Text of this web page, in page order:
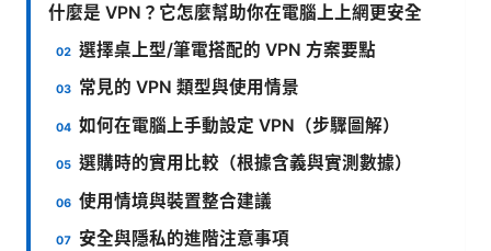
什麼是 VPN？它怎麼幫助你在電腦上上網更安全
選擇桌上型/筆電搭配的 VPN 方案要點
常見的 VPN 類型與使用情景
如何在電腦上手動設定 VPN（步驟圖解）
選購時的實用比較（根據含義與實測數據）
使用情境與裝置整合建議
安全與隱私的進階注意事項